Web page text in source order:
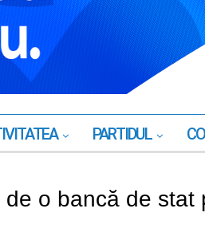
PARTIDUL
o bancă de stat